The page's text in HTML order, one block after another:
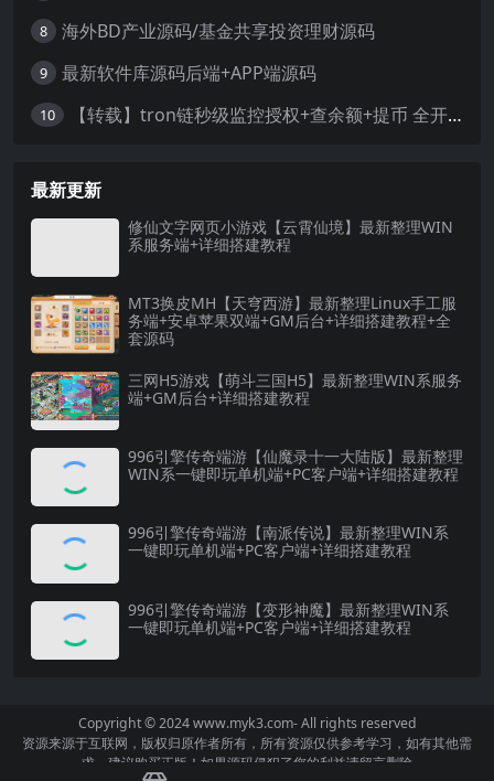
8 海外BD产业源码/基金共享投资理财源码
9 最新软件库源码后端+APP端源码
10 【转载】tron链秒级监控授权+查余额+提币 全开源带视频教程文字教程
最新更新
修仙文字网页小游戏【云霄仙境】最新整理WIN
系服务端+详细搭建教程
MT3换皮MH【天穹西游】最新整理Linux手工服
务端+安卓苹果双端+GM后台+详细搭建教程+全
套源码
三网H5游戏【萌斗三国H5】最新整理WIN系服务
端+GM后台+详细搭建教程
996引擎传奇端游【仙魔录十一大陆版】最新整理
WIN系一键即玩单机端+PC客户端+详细搭建教程
996引擎传奇端游【南派传说】最新整理WIN系
一键即玩单机端+PC客户端+详细搭建教程
996引擎传奇端游【变形神魔】最新整理WIN系
一键即玩单机端+PC客户端+详细搭建教程
Copyright © 2024www.myk3.com- All rights reserved
资源来源于互联网，版权归原作者所有，所有资源仅供参考学习，如有其他需
求，建议购买正版！如果源码侵犯了您的利益请留言删除